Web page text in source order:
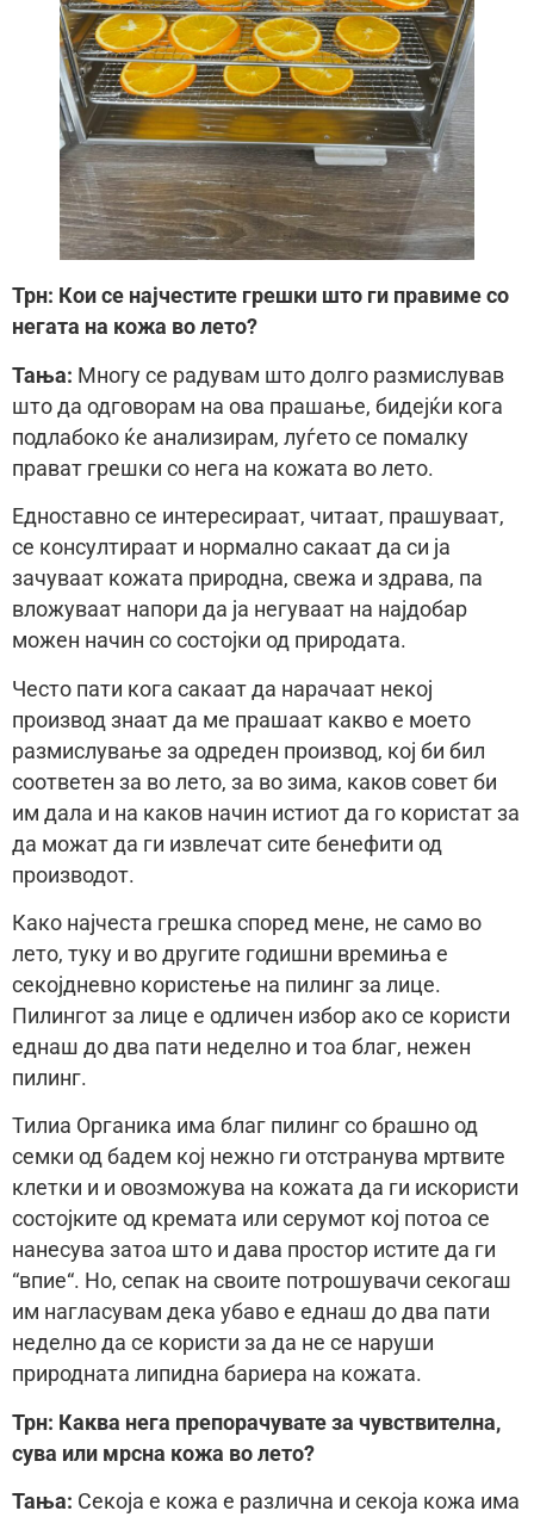
Трн: Кои се најчестите грешки што ги правиме со
негата на кожа во лето?
Тања: Многу се радувам што долго размислував
што да одговорам на ова прашање, бидејќи кога
подлабоко ќе анализирам, луѓето се помалку
прават грешки со нега на кожата во лето.
Едноставно се интересираат, читаат, прашуваат,
се консултираат и нормално сакаат да си ја
зачуваат кожата природна, свежа и здрава, па
вложуваат напори да ја негуваат на најдобар
можен начин со состојки од природата.
Често пати кога сакаат да нарачаат некој
производ знаат да ме прашаат какво е моето
размислување за одреден производ, кој би бил
соответен за во лето, за во зима, каков совет би
им дала и на каков начин истиот да го користат за
да можат да ги извлечат сите бенефити од
производот.
Како најчеста грешка според мене, не само во
лето, туку и во другите годишни времиња е
секојдневно користење на пилинг за лице.
Пилингот за лице е одличен избор ако се користи
еднаш до два пати неделно и тоа благ, нежен
пилинг.
Тилиа Органика има благ пилинг со брашно од
семки од бадем кој нежно ги отстранува мртвите
клетки и и овозможува на кожата да ги искористи
состојките од кремата или серумот кој потоа се
нанесува затоа што и дава простор истите да ги
“впие“. Но, сепак на своите потрошувачи секогаш
им нагласувам дека убаво е еднаш до два пати
неделно да се користи за да не се наруши
природната липидна бариера на кожата.
Трн: Каква нега препорачувате за чувствителна,
сува или мрсна кожа во лето?
Тања: Секоја е кожа е различна и секоја кожа има